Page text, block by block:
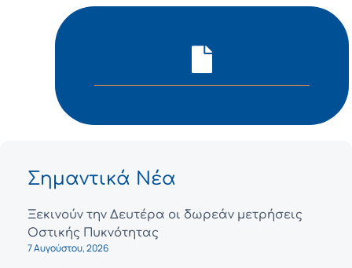
Σημαντικά Νέα
Ξεκινούν την Δευτέρα οι δωρεάν μετρήσεις
Οστικής Πυκνότητας
7 Αυγούστου, 2026